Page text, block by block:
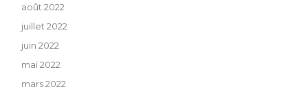
août 2022
juillet 2022
juin 2022
mai 2022
mars 2022